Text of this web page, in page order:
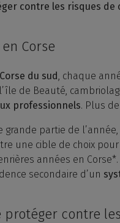
contre les risques de
Corse
Corse du sud, chaque
de Beauté,
professionnels. Plus
partie de
une cible de choix
années en
secondaire d’un
protéger contre